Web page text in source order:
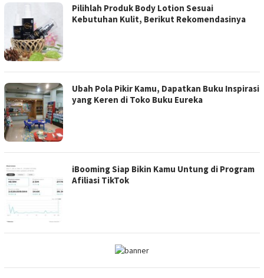
Pilihlah Produk Body Lotion Sesuai
Kebutuhan Kulit, Berikut Rekomendasinya
Ubah Pola Pikir Kamu, Dapatkan Buku Inspirasi
yang Keren di Toko Buku Eureka
iBooming Siap Bikin Kamu Untung di Program
Afiliasi TikTok